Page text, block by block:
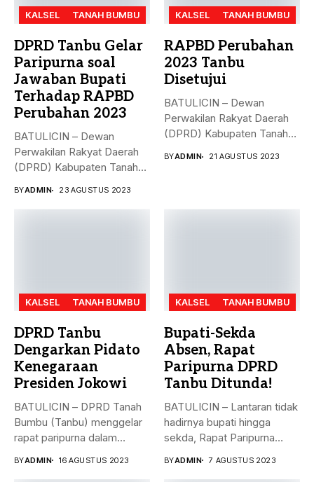
KALSEL TANAH BUMBU
DPRD Tanbu Gelar
Paripurna soal
Jawaban Bupati
Terhadap RAPBD
Perubahan 2023
BATULICIN – Dewan
Perwakilan Rakyat Daerah
(DPRD) Kabupaten Tanah
BYADMIN 23 AGUSTUS 2023
KALSEL TANAH BUMBU
RAPBD Perubahan
2023 Tanbu
Disetujui
BATULICIN – Dewan
Perwakilan Rakyat Daerah
(DPRD) Kabupaten Tanah
BYADMIN 21 AGUSTUS 2023
KALSEL TANAH BUMBU
DPRD Tanbu
Dengarkan Pidato
Kenegaraan
Presiden Jokowi
BATULICIN – DPRD Tanah
Bumbu (Tanbu) menggelar
rapat paripurna dalam
BYADMIN 16 AGUSTUS 2023
KALSEL TANAH BUMBU
Bupati-Sekda
Absen, Rapat
Paripurna DPRD
Tanbu Ditunda!
BATULICIN – Lantaran tidak
hadirnya bupati hingga
sekda, Rapat Paripurna
BYADMIN 7 AGUSTUS 2023